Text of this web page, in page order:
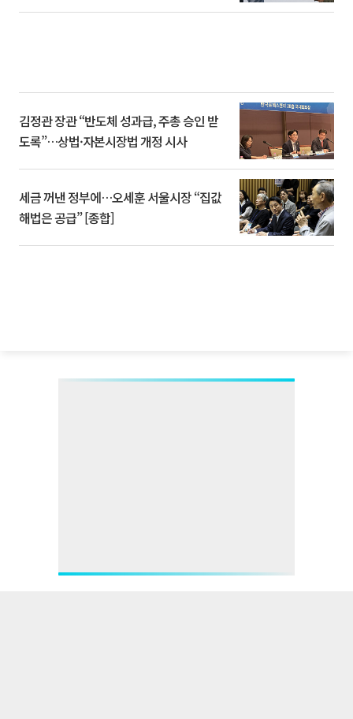
김정관 장관 “반도체 성과급, 주총 승인 받
도록”…상법·자본시장법 개정 시사
세금 꺼낸 정부에…오세훈 서울시장 “집값
해법은 공급” [종합]